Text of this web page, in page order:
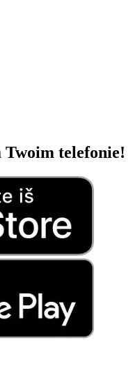
Twoim telefonie!